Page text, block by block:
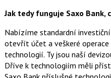
Jak tedy funguje Saxo
Nabízíme standardní
otevřít účet a veškeré
technologií. Ty jsou naší
Dříve k technologiím měli